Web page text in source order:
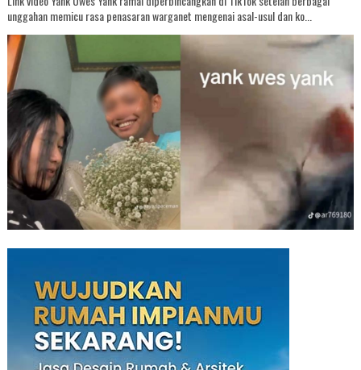
unggahan memicu rasa penasaran warganet mengenai asal-usul dan ko...